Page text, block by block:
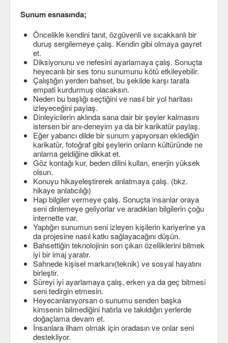
Sunum esnasında;
Öncelikle kendini tanıt, özgüvenli ve sıcakkanlı bir
duruş sergilemeye çalış. Kendin gibi olmaya gayret
et.
Diksiyonunu ve nefesini ayarlamaya çalış. Sonuçta
heyecanlı bir ses tonu sunumunu kötü etkileyebilir.
Çalıştığın yerden bahset, bu şekilde karşı tarafa
empati kurdurmuş olacaksın.
Neden bu başlığı seçtiğini ve nasıl bir yol haritası
izleyeceğini paylaş.
Dinleyicilerin aklında sana dair bir şeyler kalmasını
istersen bir anı-deneyim ya da bir karikatür paylaş.
Eğer yabancı dilde bir sunum yapıyorsan eklediğin
karikatür, fotoğraf gibi şeylerin onların kültüründe ne
anlama geldiğine dikkat et.
Göz kontağı kur, beden dilini kullan, enerjin yüksek
olsun.
Konuyu hikayeleştirerek anlatmaya çalış. (bkz.
hikaye anlatıcılığı)
Hap bilgiler vermeye çalış. Sonuçta insanlar oraya
seni dinlemeye geliyorlar ve aradıkları bilgilerin çoğu
internette var.
Yaptığın sunumun seni izleyen kişilerin kariyerine ya
da projesine nasıl katkı sağlayacağını düşün.
Bahsettiğin teknolojinin son çıkan özelliklerini bilmek
iyi bir imaj yaratır.
Sahnede kişisel markanı(teknik) ve sosyal hayatını
birleştir.
Süreyi iyi ayarlamaya çalış, erken ya da geç bitmesi
seni tedirgin etmesin.
Heyecanlanıyorsan o sunumu senden başka
kimsenin bilmediğini hatırla ve takıldığın yerlerde
doğaçlama devam et.
İnsanlara ilham olmak için oradasın ve onlar seni
destekliyor.